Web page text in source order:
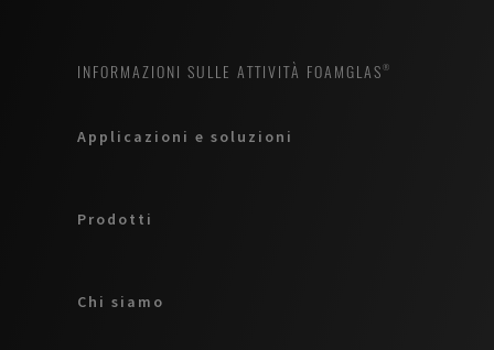
INFORMAZIONI SULLE ATTIVITÀ FOAMGLAS®
Applicazioni e soluzioni
Prodotti
Chi siamo